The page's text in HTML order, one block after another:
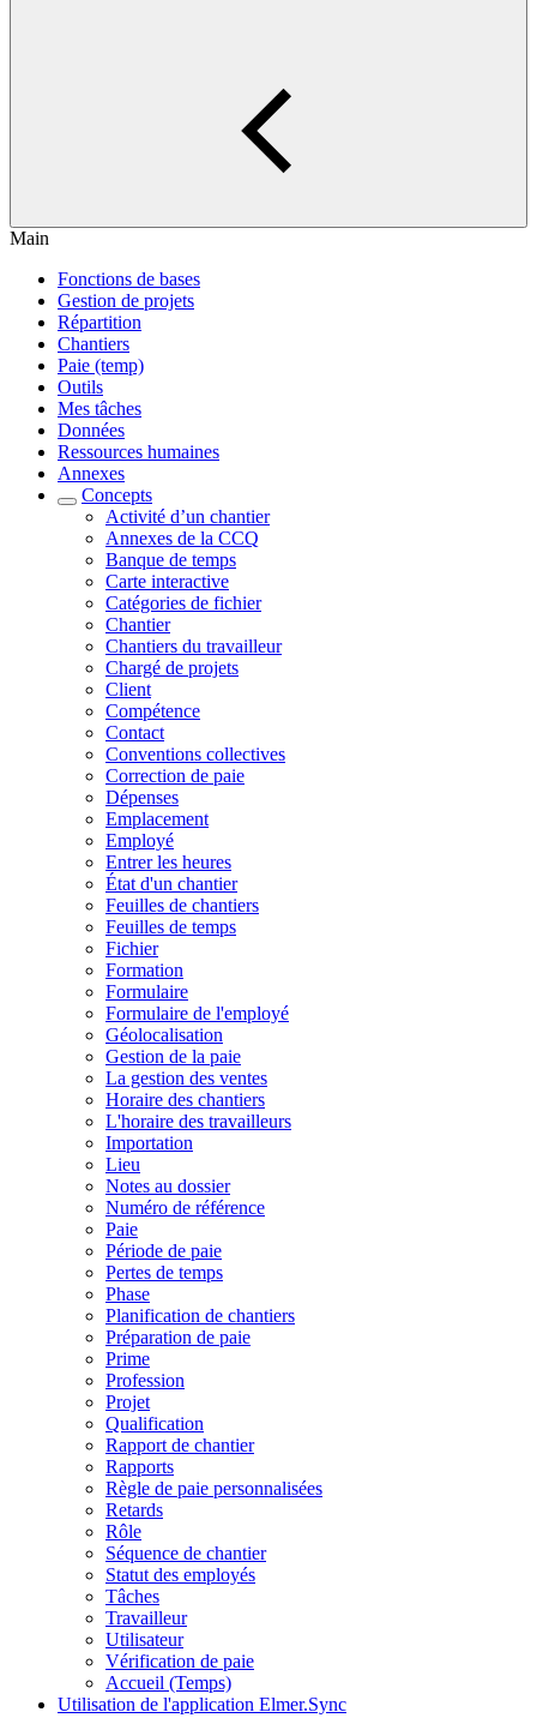
Main
Fonctions de bases
Gestion de projets
Répartition
Chantiers
Paie (temp)
Outils
Mes tâches
Données
Ressources humaines
Annexes
Concepts
Activité d’un chantier
Annexes de la CCQ
Banque de temps
Carte interactive
Catégories de fichier
Chantier
Chantiers du travailleur
Chargé de projets
Client
Compétence
Contact
Conventions collectives
Correction de paie
Dépenses
Emplacement
Employé
Entrer les heures
État d'un chantier
Feuilles de chantiers
Feuilles de temps
Fichier
Formation
Formulaire
Formulaire de l'employé
Géolocalisation
Gestion de la paie
La gestion des ventes
Horaire des chantiers
L'horaire des travailleurs
Importation
Lieu
Notes au dossier
Numéro de référence
Paie
Période de paie
Pertes de temps
Phase
Planification de chantiers
Préparation de paie
Prime
Profession
Projet
Qualification
Rapport de chantier
Rapports
Règle de paie personnalisées
Retards
Rôle
Séquence de chantier
Statut des employés
Tâches
Travailleur
Utilisateur
Vérification de paie
Accueil (Temps)
Utilisation de l'application Elmer.Sync